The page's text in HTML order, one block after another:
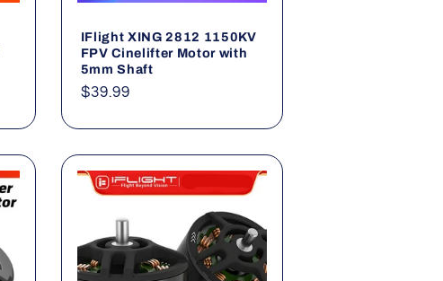
IFlight XING 2812 1150KV
FPV Cinelifter Motor with
5mm Shaft
Normaler
$39.99